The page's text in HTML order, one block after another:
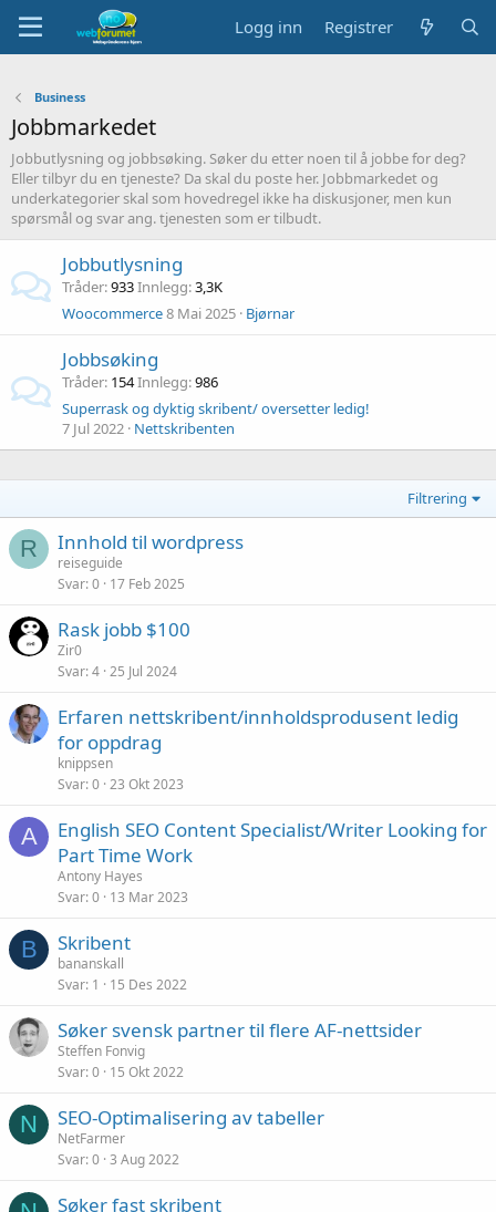
Logg inn Registrer
Business
Jobbmarkedet
Jobbutlysning og jobbsøking. Søker du etter noen til å jobbe for deg?
Eller tilbyr du en tjeneste? Da skal du poste her. Jobbmarkedet og
underkategorier skal som hovedregel ikke ha diskusjoner, men kun
spørsmål og svar ang. tjenesten som er tilbudt.
Jobbutlysning
Tråder 933Innlegg 3,3K
Woocommerce8 Mai 2025 Bjørnar
Jobbsøking
Tråder 154Innlegg 986
Superrask og dyktig skribent/ oversetter ledig!
7 Jul 2022 Nettskribenten
Filtrering
R Innhold til wordpress
reiseguide
Svar 0 17 Feb 2025
Rask jobb $100
Zir0
Svar 4 25 Jul 2024
Erfaren nettskribent/innholdsprodusent ledig
for oppdrag
knippsen
Svar 0 23 Okt 2023
A
English SEO Content Specialist/Writer Looking for
Part Time Work
Antony Hayes
Svar 0 13 Mar 2023
B Skribent
bananskall
Svar 1 15 Des 2022
Søker svensk partner til flere AF-nettsider
Steffen Fonvig
Svar 0 15 Okt 2022
N SEO-Optimalisering av tabeller
NetFarmer
Svar 0 3 Aug 2022
Søker fast skribent